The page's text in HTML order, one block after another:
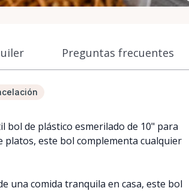
Preguntas frecuentes
de plástico esmerilado de 10" para
platos, este bol complementa cualquier
una comida tranquila en casa, este bol